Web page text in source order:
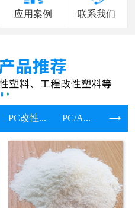
应用案例 联系我们
PC改性... PC/A... 溴系